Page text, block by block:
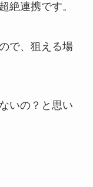
絶連携です。
で、狙える場
いの？と思い